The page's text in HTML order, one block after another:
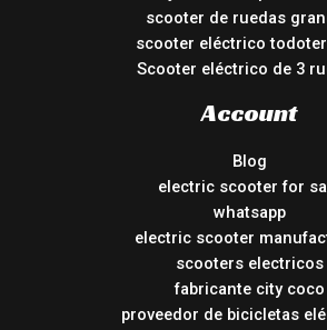
scooter de ruedas
scooter eléctrico
Scooter eléctrico de 3
Account
Blog
electric scooter for
whatsapp
electric scooter
scooters electricos
fabricante city coco
proveedor de bicicletas